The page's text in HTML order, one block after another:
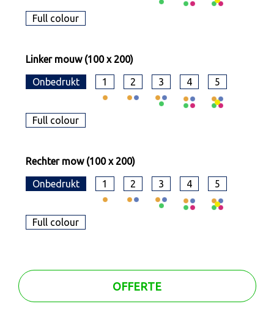
Full colour
Linker mouw (100 x 200)
Onbedrukt 1 2 3 4 5
Full colour
Rechter mow (100 x 200)
Onbedrukt 1 2 3 4 5
Full colour
OFFERTE